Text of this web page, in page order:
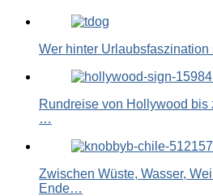
Wer hinter
Rundreise von Hollywood bis
…
Zwischen Wüste, Wasser,
Ende…